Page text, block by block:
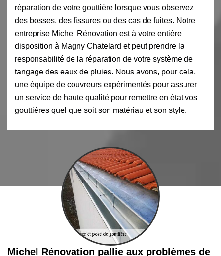
réparation de votre gouttière lorsque vous observez
des bosses, des fissures ou des cas de fuites. Notre
entreprise Michel Rénovation est à votre entière
disposition à Magny Chatelard et peut prendre la
responsabilité de la réparation de votre système de
tangage des eaux de pluies. Nous avons, pour cela,
une équipe de couvreurs expérimentés pour assurer
un service de haute qualité pour remettre en état vos
gouttières quel que soit son matériau et son style.
Michel Rénovation pallie aux problèmes de